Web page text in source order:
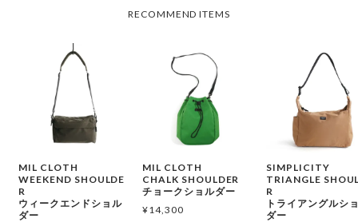
MIL CLOTH
WEEKEND SHOULDE
R
ウィークエンドショル
ダー
MIL CLOTH
CHALK SHOULDER
チョークショルダー
¥14,300
SIMPLICITY
TRIANGLE
R
トライアングルシ
ダー